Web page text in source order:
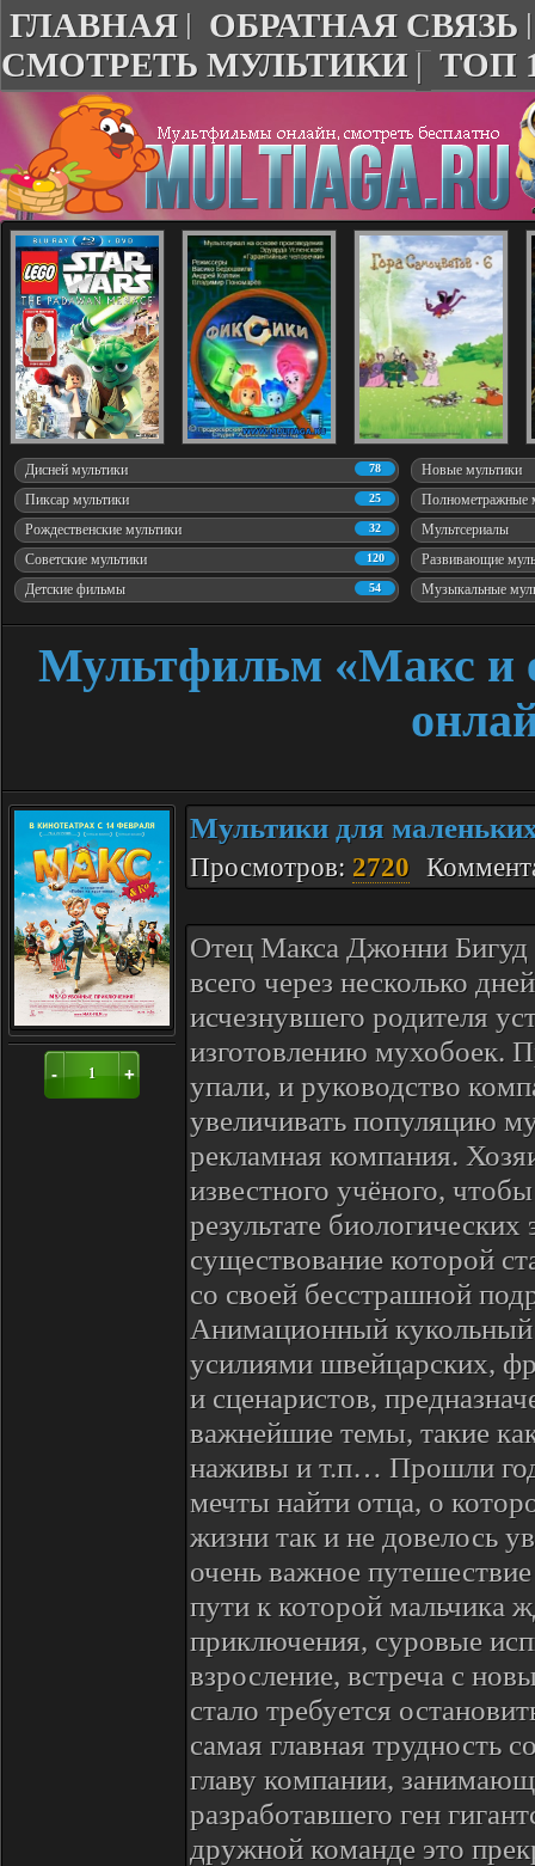
ГЛАВНАЯ | ОБРАТНАЯ СВЯЗЬ
СМОТРЕТЬ МУЛЬТИКИ| ТОП
78
Дисней мультики Новые мультики
25
Пиксар мультики Полнометражные
32
Рождественские мультики Мультсериалы
120
Советские мультики Развивающие
54
Детские фильмы Музыкальные
Мультфильм «Макс и
- 1 +
Мультики для
Просмотров: 2720
Отец Макса Джонни Бигуд
всего через несколько
исчезнувшего родителя
изготовлению мухобоек.
упали, и руководство
увеличивать популяцию
рекламная компания.
известного учёного,
результате
существование которой
со своей бесстрашной
Анимационный
усилиями швейцарских,
и сценаристов,
важнейшие темы, такие
наживы и т.п… Прошли
мечты найти отца, о
жизни так и не довелось
очень важное
пути к которой мальчика
приключения, суровые
взросление, встреча с
стало требуется
самая главная трудность
главу компании,
разработавшего ген
дружной команде это